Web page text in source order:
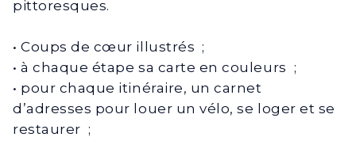
pittoresques.
• Coups de cœur illustrés ;
• à chaque étape sa carte en couleurs ;
• pour chaque itinéraire, un carnet
d’adresses pour louer un vélo, se loger et se
restaurer ;